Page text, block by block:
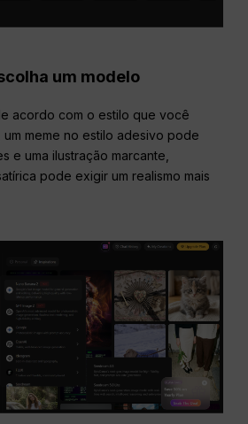
um modelo
acordo com o estilo que você
meme no estilo adesivo pode
e uma ilustração marcante,
pode exigir um realismo mais